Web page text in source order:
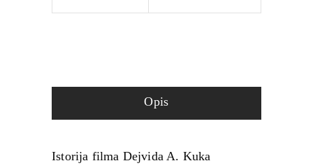
Opis
Istorija filma Dejvida A. Kuka